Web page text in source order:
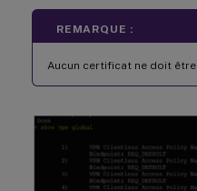
REMARQUE :
Aucun certificat ne doit être